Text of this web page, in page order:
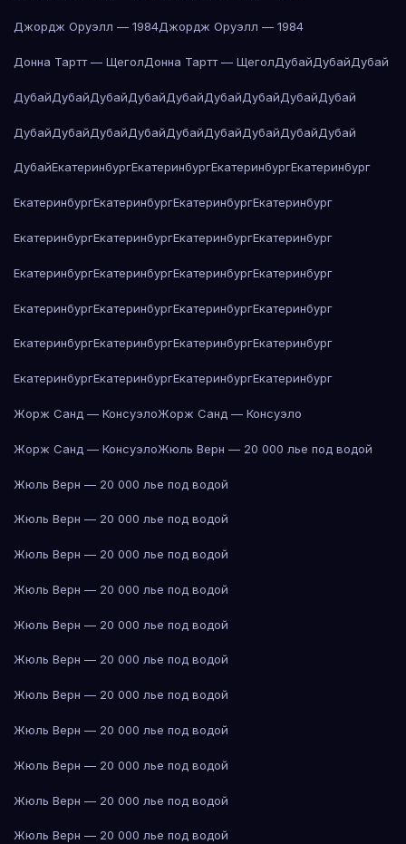
Джордж Оруэлл — 1984Джордж Оруэлл — 1984
Донна Тартт — ЩеголДонна Тартт — ЩеголДубайДубайДубай
ДубайДубайДубайДубайДубайДубайДубайДубайДубай
ДубайДубайДубайДубайДубайДубайДубайДубайДубай
ДубайЕкатеринбургЕкатеринбургЕкатеринбургЕкатеринбург
ЕкатеринбургЕкатеринбургЕкатеринбургЕкатеринбург
ЕкатеринбургЕкатеринбургЕкатеринбургЕкатеринбург
ЕкатеринбургЕкатеринбургЕкатеринбургЕкатеринбург
ЕкатеринбургЕкатеринбургЕкатеринбургЕкатеринбург
ЕкатеринбургЕкатеринбургЕкатеринбургЕкатеринбург
ЕкатеринбургЕкатеринбургЕкатеринбургЕкатеринбург
Жорж Санд — КонсуэлоЖорж Санд — Консуэло
Жорж Санд — КонсуэлоЖюль Верн — 20 000 лье под водой
Жюль Верн — 20 000 лье под водой
Жюль Верн — 20 000 лье под водой
Жюль Верн — 20 000 лье под водой
Жюль Верн — 20 000 лье под водой
Жюль Верн — 20 000 лье под водой
Жюль Верн — 20 000 лье под водой
Жюль Верн — 20 000 лье под водой
Жюль Верн — 20 000 лье под водой
Жюль Верн — 20 000 лье под водой
Жюль Верн — 20 000 лье под водой
Жюль Верн — 20 000 лье под водой